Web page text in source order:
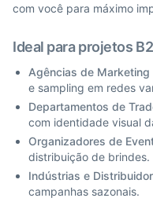
com você para máximo
Ideal para projetos
Agências de Marketing
e sampling em redes
Departamentos de
com identidade visual
Organizadores de
distribuição de brindes.
Indústrias e
campanhas sazonais.